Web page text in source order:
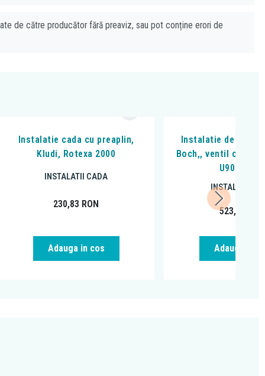
de către producător fără preaviz, sau pot conține erori de
Instalatie cada cu preaplin,
Kludi, Rotexa 2000
INSTALATII CADA
230,83 RON
Adauga in cos
Instalatie de cada,
Boch,, ventil cu
U90960461
INSTALATII
523,34
Adauga in